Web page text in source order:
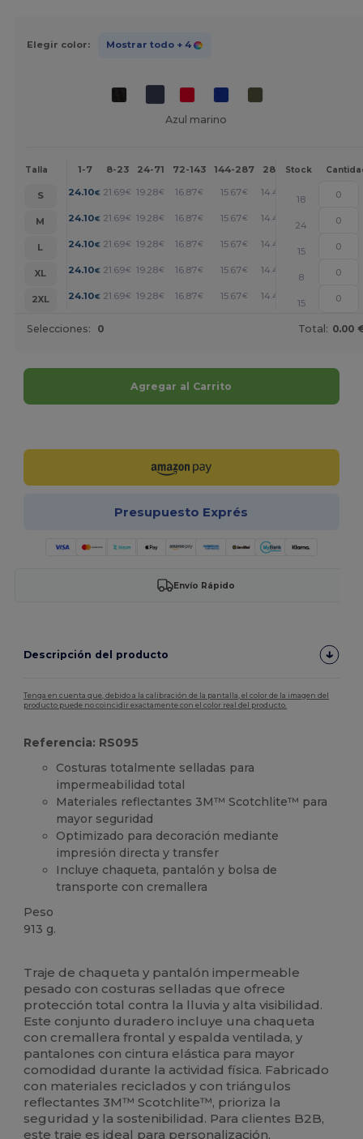
Elegir color: Mostrar todo + 4
Azul marino
Talla 1-7 8-23 24-71 72-143 144-287 288 + Más
Stock
S 24.10€ 21.69€ 19.28€ 16.87€ 15.67€ 14.46 +
18
M
24.10€ 21.69€ 19.28€ 16.87€ 15.67€ 14.46 +
24
L
24.10€ 21.69€ 19.28€ 16.87€ 15.67€ 14.46 +
15
XL
24.10€ 21.69€ 19.28€ 16.87€ 15.67€ 14.46 +
8
2XL
24.10€ 21.69€ 19.28€ 16.87€ 15.67€ 14.46 +
15
Selecciones: 0 Total: 0.00
Agregar al Carrito
Presupuesto Exprés
Envío Rápido
Descripción del producto
Tenga en cuenta que, debido a la calibración de la pantalla, el color de la imagen del
producto puede no coincidir exactamente con el color real del producto.
Referencia: RS095
Costuras totalmente selladas para
impermeabilidad total
Materiales reflectantes 3M™ Scotchlite™ para
mayor seguridad
Optimizado para decoración mediante
impresión directa y transfer
Incluye chaqueta, pantalón y bolsa de
transporte con cremallera
Peso
913 g.
Traje de chaqueta y pantalón impermeable
pesado con costuras selladas que ofrece
protección total contra la lluvia y alta visibilidad.
Este conjunto duradero incluye una chaqueta
con cremallera frontal y espalda ventilada, y
pantalones con cintura elástica para mayor
comodidad durante la actividad física. Fabricado
con materiales reciclados y con triángulos
reflectantes 3M™ Scotchlite™, prioriza la
seguridad y la sostenibilidad. Para clientes B2B,
este traje es ideal para personalización,